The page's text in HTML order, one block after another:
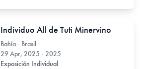
Indivíduo All de Tuti Minervino
Bahía - Brasil
29 Apr, 2025 - 2025
Exposición Individual